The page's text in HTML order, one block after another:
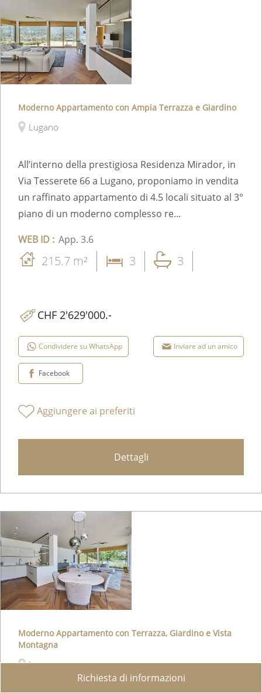
Moderno Appartamento con Ampia Terrazza e Giardino
Lugano
All’interno della prestigiosa Residenza Mirador, in
Via Tesserete 66 a Lugano, proponiamo in vendita
un raffinato appartamento di 4.5 locali situato al 3°
piano di un moderno complesso re...
WEB ID : App. 3.6
215.7 m² 3 3
CHF 2'629'000.-
Condividere su WhatsApp Inviare ad un amico
Facebook
Aggiungere ai preferiti
Dettagli
Moderno Appartamento con Terrazza, Giardino e Vista
Montagna
Lugano
Richiesta di informazioni